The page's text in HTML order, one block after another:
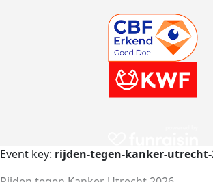
Event key: rijden-tegen-kanker-utrecht-